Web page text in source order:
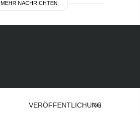
MEHR NACHRICHTEN
VERÖFFENTLICHUNGEN
Bei